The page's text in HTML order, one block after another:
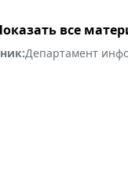
все
Департамент